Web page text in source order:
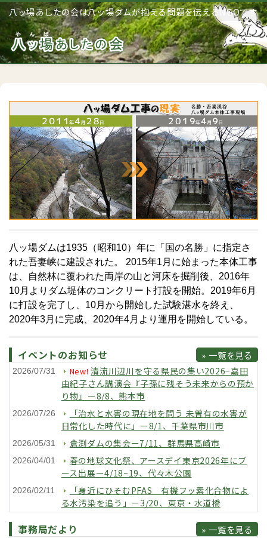
八ッ場あしたの会は八ッ場ダムが抱える問題を伝えるNGOです
八ッ場ダムは1935（昭和10）年に「国の名勝」に指定さ
れた吾妻峡に建設された。 2015年1月に始まった本体工事
は、自然林に覆われた両岸の山と河床を掘削後、2016年
10月よりダム堤体のコンクリート打設を開始。2019年6月
に打設を完了し、10月から開始した試験湛水を終え、
2020年3月に完成、2020年4月より運用を開始している。
イベントのお知らせ » 一覧を見る
2026/07/31 New! 清流川辺川を守る県民の集い2026−嘉田
由紀子さん講演会『子孫に残そう未来からの預か
り物』ー8/8、熊本市
2026/07/26
「治水と水害の現在地を問う 未曽有の水害が
日常化した時代に」ー8/1、千葉県市川市
2026/05/31 倉渕ダムの集会ー7/11、群馬県高崎市
2026/04/01
春の地球文化祭、アースデイ東京2026年にブ
ース出展ー4/18~19、代々木公園
2026/02/11
「身近にひそむPFAS 有機フッ素化合物によ
る水汚染を追う」ー3/20、東京・水道橋
事務局だより » 一覧を見る